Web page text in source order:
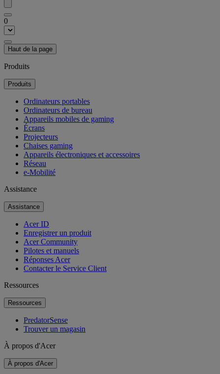
0
Haut de la page
Produits
Produits
Ordinateurs portables
Ordinateurs de bureau
Appareils mobiles de gaming
Écrans
Projecteurs
Chaises gaming
Appareils électroniques et accessoires
Réseau
e-Mobilité
Assistance
Assistance
Acer ID
Enregistrer un produit
Acer Community
Pilotes et manuels
Réponses Acer
Contacter le Service Client
Ressources
Ressources
PredatorSense
Trouver un magasin
À propos d'Acer
À propos d'Acer